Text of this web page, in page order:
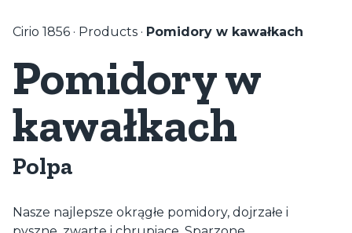
Cirio 1856 · Products · Pomidory w kawałkach
Pomidory w
kawałkach
Polpa
Nasze najlepsze okrągłe pomidory, dojrzałe i